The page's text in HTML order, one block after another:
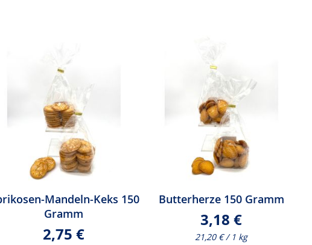
Mandeln-Keks 150
Gramm
2,75 €
Butterherze 150 Gramm
3,18 €
21,20 € / 1 kg